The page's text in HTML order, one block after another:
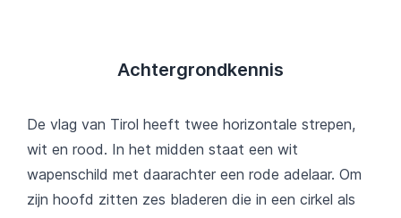
Achtergrondkennis
De vlag van Tirol heeft twee horizontale strepen,
wit en rood. In het midden staat een wit
wapenschild met daarachter een rode adelaar. Om
zijn hoofd zitten zes bladeren die in een cirkel als